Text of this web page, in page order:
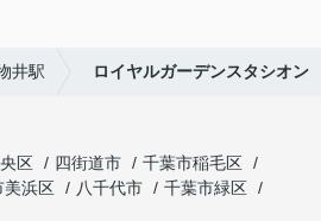
井駅 ロイヤルガーデンスタシオン
区 四街道市
千葉市稲毛区
美浜区 八千代市
千葉市緑区